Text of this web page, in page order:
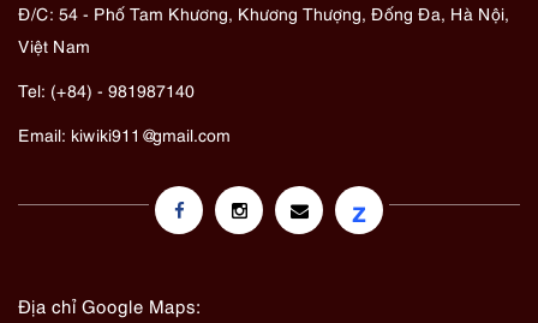
Đ/C: 54 - Phố Tam Khương, Khương Thượng, Đống Đa, Hà Nội,
Việt Nam
Tel: (+84) - 981987140
Email: kiwiki911@gmail.com
z
Địa chỉ Google Maps: